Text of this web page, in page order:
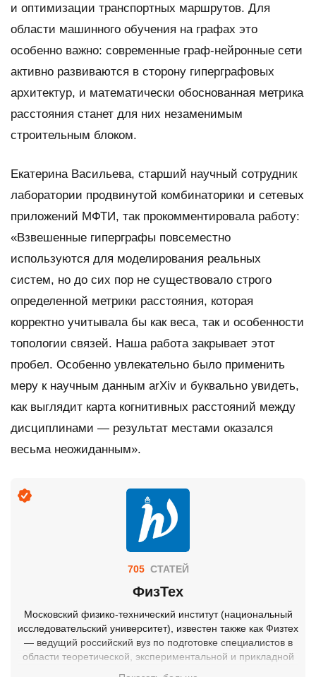
и оптимизации транспортных маршрутов. Для
области машинного обучения на графах это
особенно важно: современные граф-нейронные сети
активно развиваются в сторону гиперграфовых
архитектур, и математически обоснованная метрика
расстояния станет для них незаменимым
строительным блоком.
Екатерина Васильева, старший научный сотрудник
лаборатории продвинутой комбинаторики и сетевых
приложений МФТИ, так прокомментировала работу:
«Взвешенные гиперграфы повсеместно
используются для моделирования реальных
систем, но до сих пор не существовало строго
определенной метрики расстояния, которая
корректно учитывала бы как веса, так и особенности
топологии связей. Наша работа закрывает этот
пробел. Особенно увлекательно было применить
меру к научным данным arXiv и буквально увидеть,
как выглядит карта когнитивных расстояний между
дисциплинами — результат местами оказался
весьма неожиданным».
ФизТех
705 СТАТЕЙ
Московский физико-технический институт (национальный
исследовательский университет), известен также как Физтех
— ведущий российский вуз по подготовке специалистов в
области теоретической, экспериментальной и прикладной